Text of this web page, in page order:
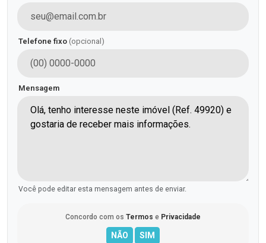
Telefone fixo (opcional)
Mensagem
Você pode editar esta mensagem antes de enviar.
Concordo com os Termos e Privacidade